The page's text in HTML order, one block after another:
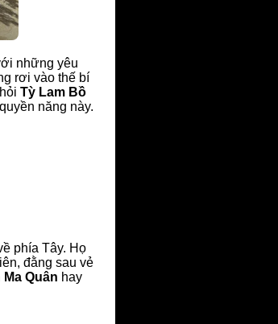
những yêu
rơi vào thế bí
Tỳ Lam Bồ
năng này.
phía Tây. Họ
đằng sau vẻ
Quân hay